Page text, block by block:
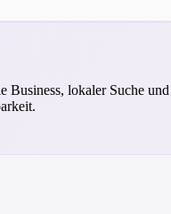
lokaler Suche